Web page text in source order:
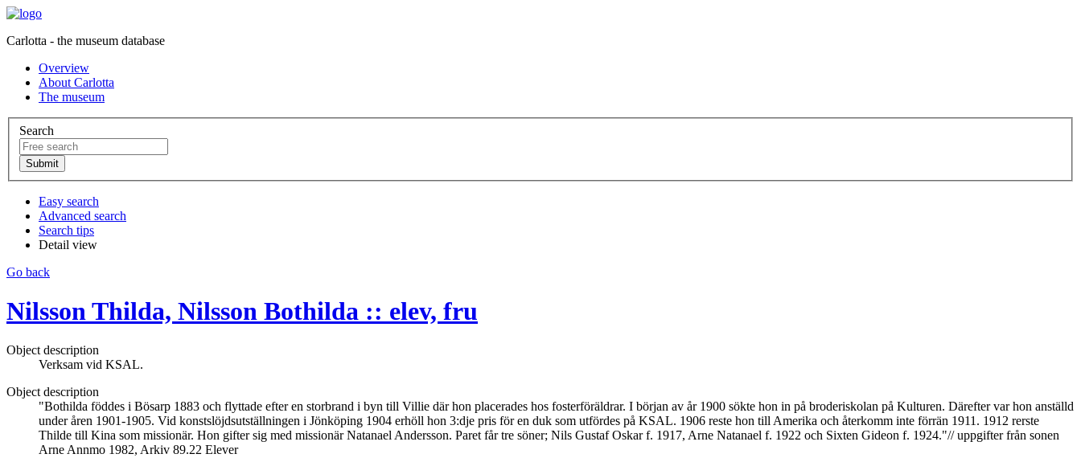
Carlotta - the museum database
Overview
About Carlotta
The museum
Search
Easy search
Advanced search
Search tips
Detail view
Go back
Nilsson Thilda, Nilsson Bothilda :: elev, fru
Object description
Verksam vid KSAL.
Object description
"Bothilda föddes i Bösarp 1883 och flyttade efter en storbrand i byn till Villie där hon placerades hos fosterföräldrar. I början av år 1900 sökte hon in på broderiskolan på Kulturen. Därefter var hon anställd
under åren 1901-1905. Vid konstslöjdsutställningen i Jönköping 1904 erhöll hon 3:dje pris för en duk som utfördes på KSAL. 1906 reste hon till Amerika och återkomm inte förrän 1911. 1912 rerste
Thilde till Kina som missionär. Hon gifter sig med missionär Natanael Andersson. Paret får tre söner; Nils Gustaf Oskar f. 1917, Arne Natanael f. 1922 och Sixten Gideon f. 1924."// uppgifter från sonen
Arne Annmo 1982, Arkiv 89.22 Elever